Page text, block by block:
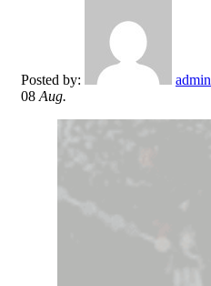
Posted by:
admin
08 Aug.